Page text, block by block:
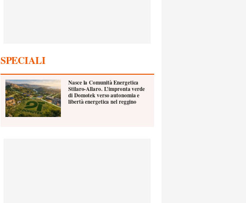
SPECIALI
Nasce la Comunità Energetica
Stilaro-Allaro. L’impronta verde
di Domotek verso autonomia e
libertà energetica nel reggino